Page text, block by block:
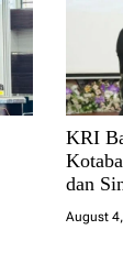
KRI
dan
August